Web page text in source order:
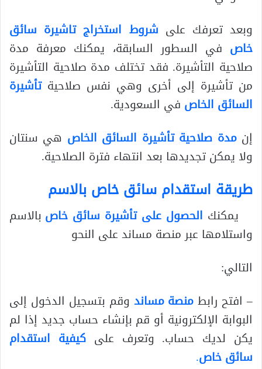
وبعد تعرفك على شروط استخراج تاشيرة سائق
خاص في السطور السابقة، يمكنك معرفة مدة
صلاحية التأشيرة. فقد تختلف مدة صلاحية التأشيرة
من تأشيرة إلى أخرى وهي نفس صلاحية تأشيرة
السائق الخاص في السعودية.
إنمدة صلاحية تأشيرة السائق الخاص هي سنتان
ولا يمكن تجديدها بعد انتهاء فترة الصلاحية.
طريقة استقدام سائق خاص بالاسم
يمكنك الحصول على تأشيرة سائق خاص بالاسم
واستلامها عبر منصة مساند على النحو
التالي:
– افتح رابطمنصة مساند وقم بتسجيل الدخول إلى
البوابة الإلكترونية أو قم بإنشاء حساب جديد إذا لم
يكن لديك حساب. وتعرف علىكيفية استقدام
سائق خاص.